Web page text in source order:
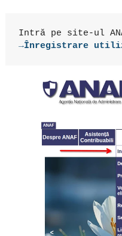
Intră pe site-ul
→Înregistrare